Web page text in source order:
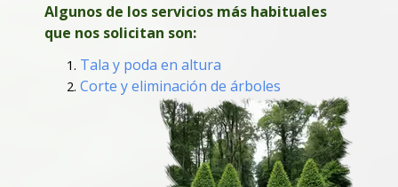
Algunos de los servicios más habituales
que nos solicitan son:
Tala y poda en altura
Corte y eliminación de árboles